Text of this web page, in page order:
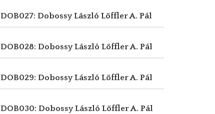
DOB027: Dobossy László Löffler A. Pál
DOB028: Dobossy László Löffler A. Pál
DOB029: Dobossy László Löffler A. Pál
DOB030: Dobossy László Löffler A. Pál